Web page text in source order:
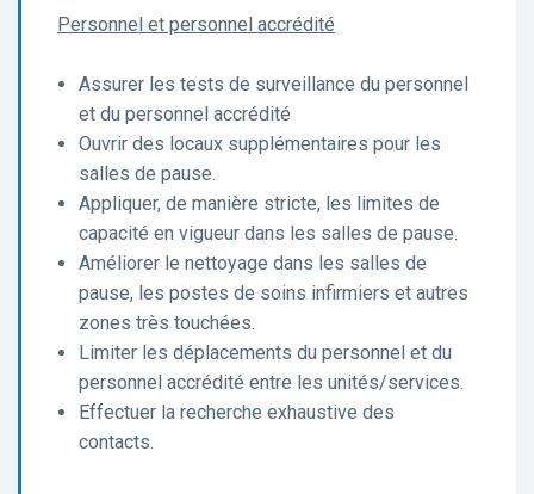
Personnel et personnel accrédité
Assurer les tests de surveillance du personnel
et du personnel accrédité
Ouvrir des locaux supplémentaires pour les
salles de pause.
Appliquer, de manière stricte, les limites de
capacité en vigueur dans les salles de pause.
Améliorer le nettoyage dans les salles de
pause, les postes de soins infirmiers et autres
zones très touchées.
Limiter les déplacements du personnel et du
personnel accrédité entre les unités/services.
Effectuer la recherche exhaustive des
contacts.